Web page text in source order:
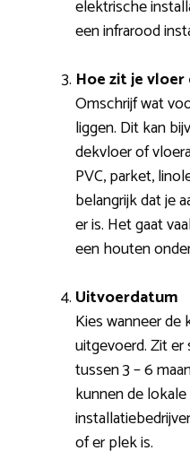
elektrische
een infrarood
Hoe zit je
Omschrijf wat
liggen. Dit kan
dekvloer of
PVC, parket,
belangrijk dat je
er is. Het gaat
een houten
Uitvoerdatum
Kies wanneer
uitgevoerd. Zit
tussen 3 – 6
kunnen de
of er plek is.